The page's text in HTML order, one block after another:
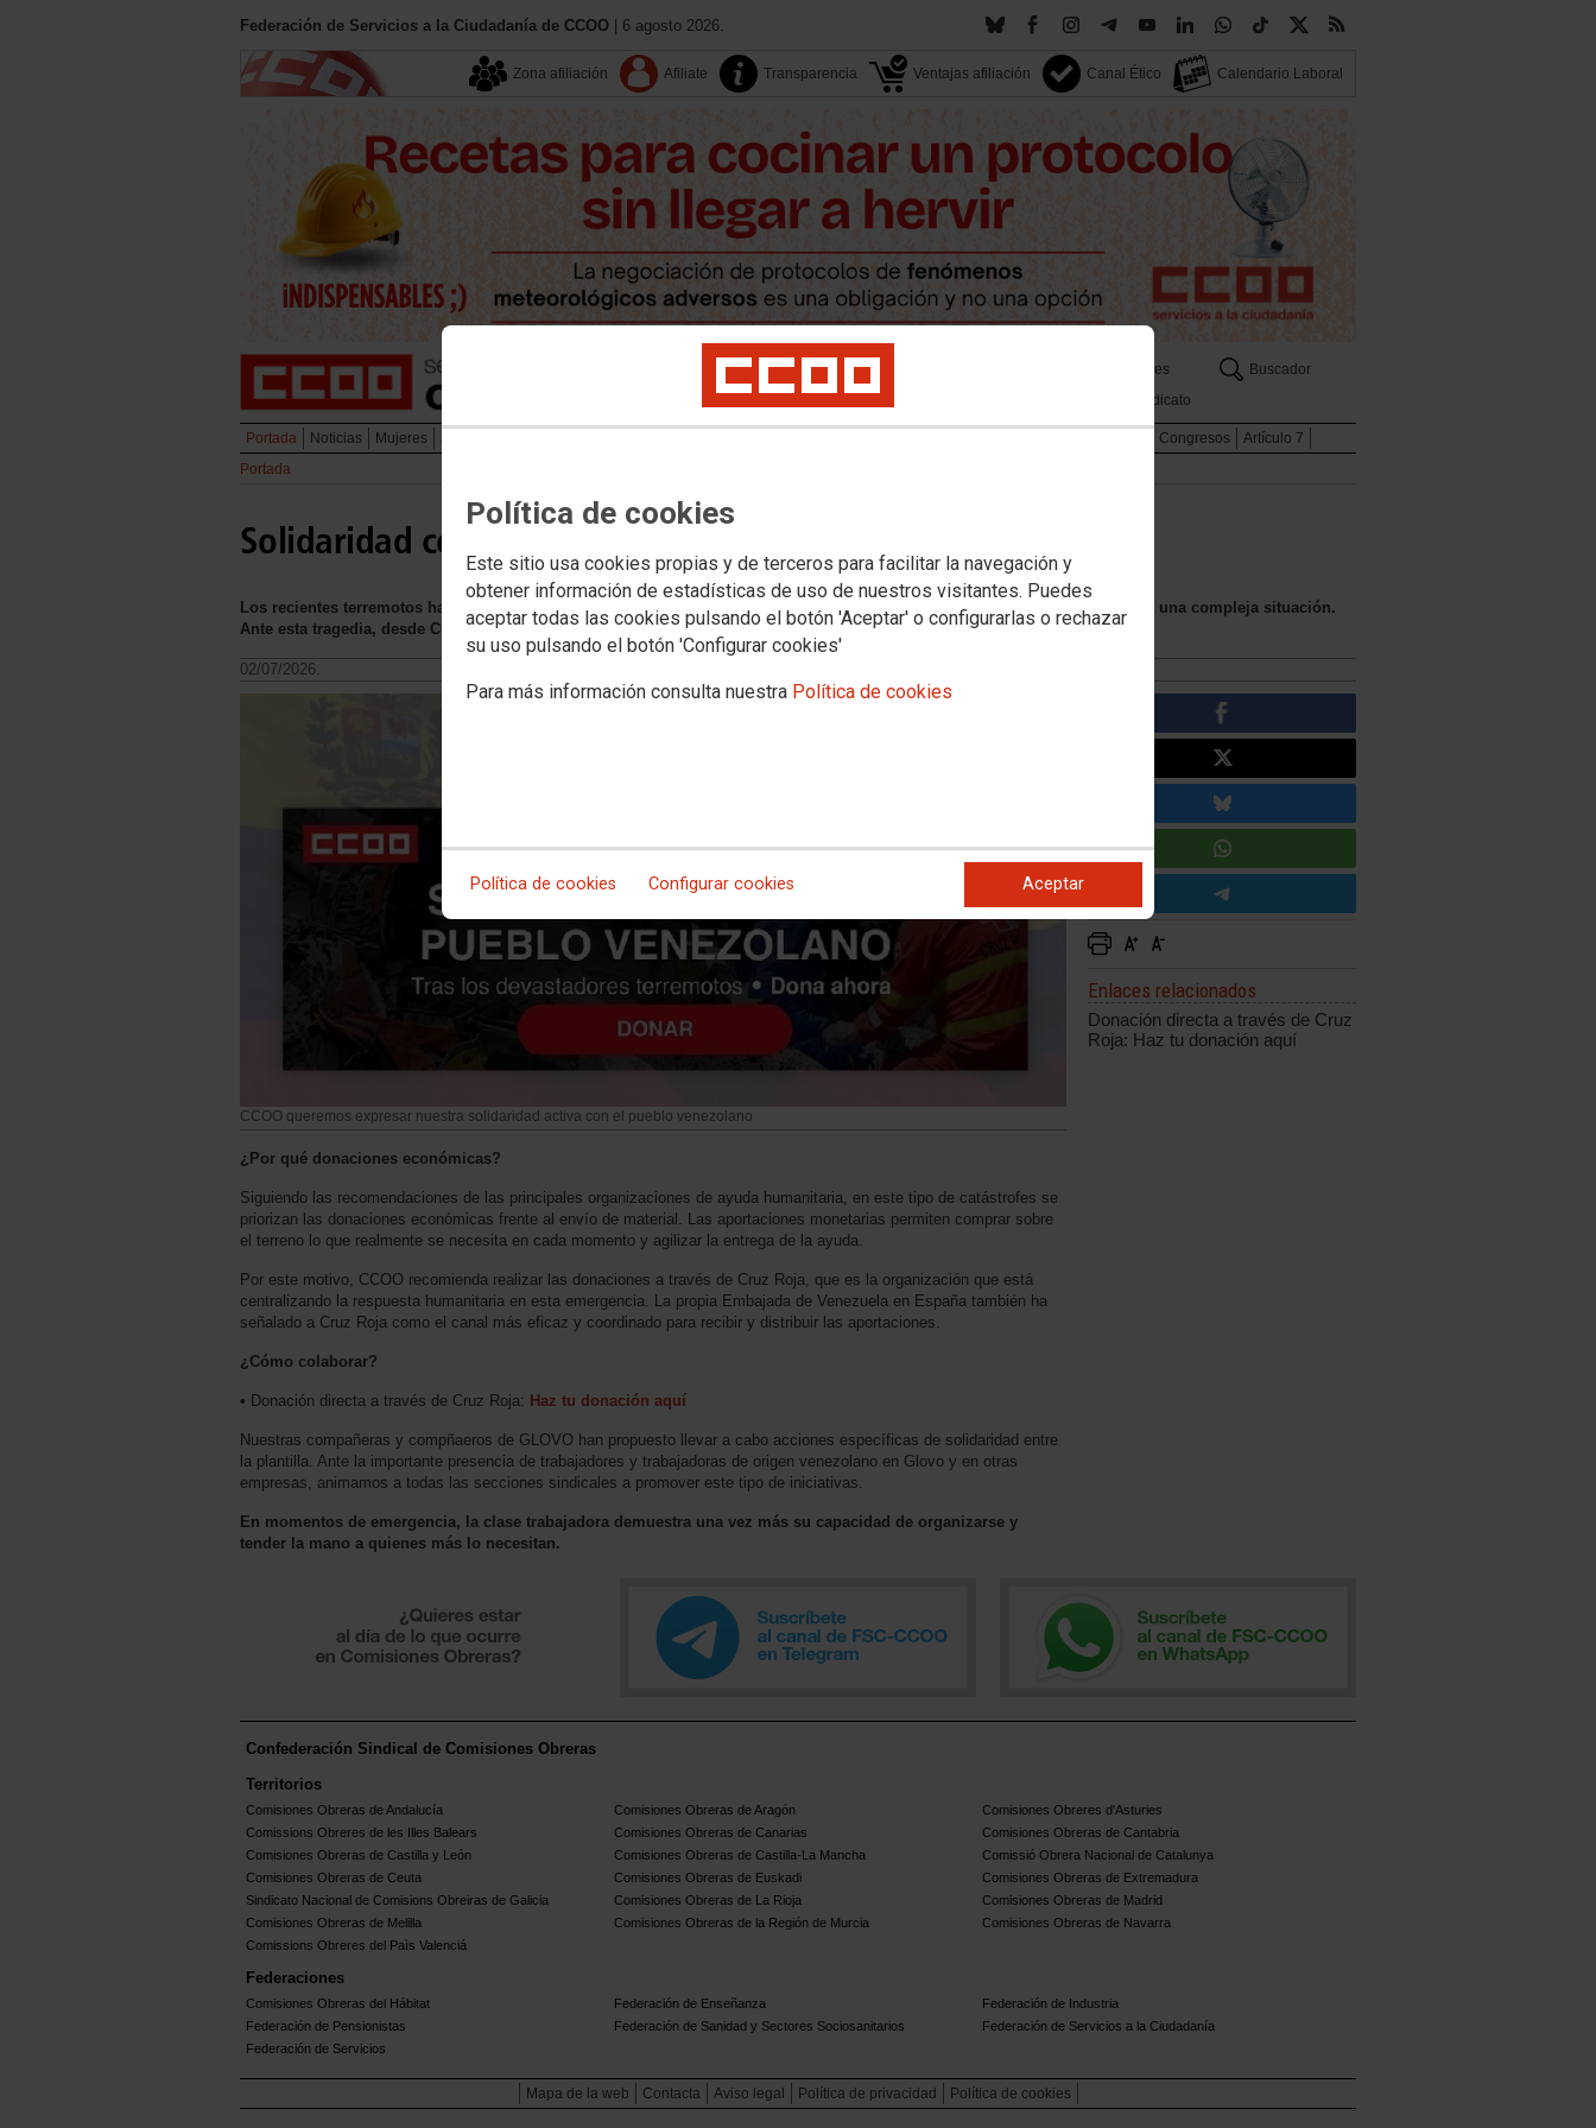
Política de cookies
Este sitio usa cookies propias y de terceros para facilitar la navegación y
obtener información de estadísticas de uso de nuestros visitantes. Puedes
aceptar todas las cookies pulsando el botón 'Aceptar' o configurarlas o rechazar
su uso pulsando el botón 'Configurar cookies'
Para más información consulta nuestra Política de cookies
Política de cookies Configurar cookies Aceptar
Federación de Servicios a la Ciudadanía de CCOO | 6 agosto 2026.
Zona afiliación Afiliate Transparencia Ventajas afiliación Canal Ético Calendario Laboral
Contacta Sectores
Buscador
Tu sindicato
Portada Noticias Mujeres Juventud Congresos
Artículo 7
Portada
Solidaridad con el pueblo venezolano tras los terremotos
Los recientes terremotos han causado graves daños materiales y han golpeado duramente a una población que ya atraviesa una compleja situación.
Ante esta tragedia, desde CCOO queremos expresar nuestra solidaridad activa con el pueblo venezolano.
02/07/2026.
CCOO queremos expresar nuestra solidaridad activa con el pueblo venezolano
¿Por qué donaciones económicas?
Siguiendo las recomendaciones de las principales organizaciones de ayuda humanitaria, en este tipo de catástrofes se
priorizan las donaciones económicas frente al envío de material. Las aportaciones monetarias permiten comprar sobre
el terreno lo que realmente se necesita en cada momento y agilizar la entrega de la ayuda.
Por este motivo, CCOO recomienda realizar las donaciones a través de Cruz Roja, que es la organización que está
centralizando la respuesta humanitaria en esta emergencia. La propia Embajada de Venezuela en España también ha
señalado a Cruz Roja como el canal más eficaz y coordinado para recibir y distribuir las aportaciones.
¿Cómo colaborar?
• Donación directa a través de Cruz Roja: Haz tu donación aquí
Nuestras compañeras y compñaeros de GLOVO han propuesto llevar a cabo acciones específicas de solidaridad entre
la plantilla. Ante la importante presencia de trabajadores y trabajadoras de origen venezolano en Glovo y en otras
empresas, animamos a todas las secciones sindicales a promover este tipo de iniciativas.
En momentos de emergencia, la clase trabajadora demuestra una vez más su capacidad de organizarse y
tender la mano a quienes más lo necesitan.
Enlaces relacionados
Donación directa a través de Cruz
Roja: Haz tu donación aquí
Confederación Sindical de Comisiones Obreras
Territorios
Comisiones Obreras de Andalucía Comisiones Obreras de Aragón
Comisiones Obreres d'Asturies
Comissions Obreres de les Illes Balears
Comisiones Obreras de Canarias
Comisiones Obreras de Cantabria
Comisiones Obreras de Castilla y León
Comisiones Obreras de Castilla-La Mancha
Comissió Obrera Nacional de Catalunya
Comisiones Obreras de Ceuta
Comisiones Obreras de Euskadi
Comisiones Obreras de Extremadura
Sindicato Nacional de Comisions Obreiras de Galicia
Comisiones Obreras de La Rioja
Comisiones Obreras de Madrid
Comisiones Obreras de Melilla
Comisiones Obreras de la Región de Murcia
Comisiones Obreras de Navarra
Comissions Obreres del Paìs Valenciá
Federaciones
Comisiones Obreras del Hábitat Federación de Enseñanza
Federación de Industria
Federación de Pensionistas
Federación de Sanidad y Sectores Sociosanitarios
Federación de Servicios a la Ciudadanía
Federación de Servicios
Mapa de la web Contacta Aviso legal Política de privacidad Política de cookies